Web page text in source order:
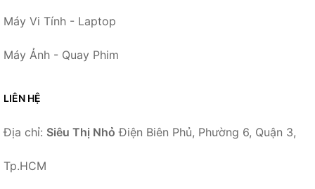
Máy Vi Tính - Laptop
Máy Ảnh - Quay Phim
LIÊN HỆ
Địa chỉ: Siêu Thị Nhỏ Điện Biên Phủ, Phường 6, Quận 3,
Tp.HCM